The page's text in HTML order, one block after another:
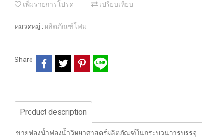
เพิ่มรายการโปรด เปรียบเทียบ
หมวดหมู่ : ผลิตภัณฑ์โฟม
Share
Product description
ขายฟองน้ำฟองน้ำวิทยาศาสตร์ผลิตภัณฑ์ในกระบวนการบรรจุ